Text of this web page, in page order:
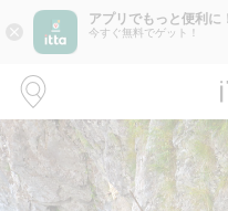
close
アプリでもっと便利に！
今すぐ無料でゲット！